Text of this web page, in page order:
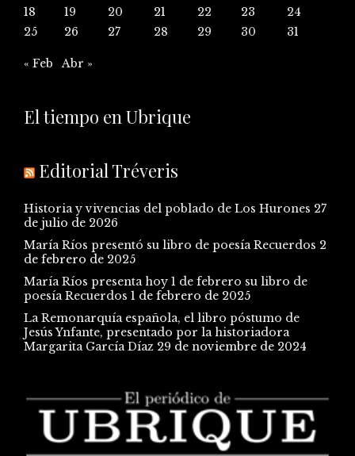
18
19 20 21 22 23
24
25
26 27 28 29 30 31
« Feb Abr »
El tiempo en Ubrique
Editorial Tréveris
Historia y vivencias del poblado de Los Hurones 27
de julio de 2026
María Ríos presentó su libro de poesía Recuerdos 2
de febrero de 2025
María Ríos presenta hoy 1 de febrero su libro de
poesía Recuerdos 1 de febrero de 2025
La Remonarquía española, el libro póstumo de
Jesús Ynfante, presentado por la historiadora
Margarita García Díaz 29 de noviembre de 2024